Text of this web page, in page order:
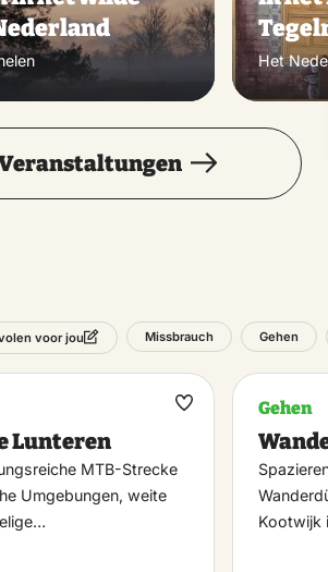
Het
voor jou Missbrauch Gehen
Lunteren
MTB-Strecke
Umgebungen, weite
Maak
Gehen
Kootwijk